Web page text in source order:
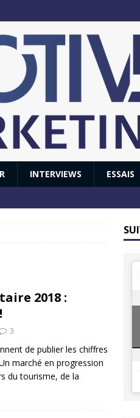
INTERVIEWS ESSAIS
confiné! ACTUS
2018 :
3
de publier les chiffres
marché en progression
du tourisme, de la